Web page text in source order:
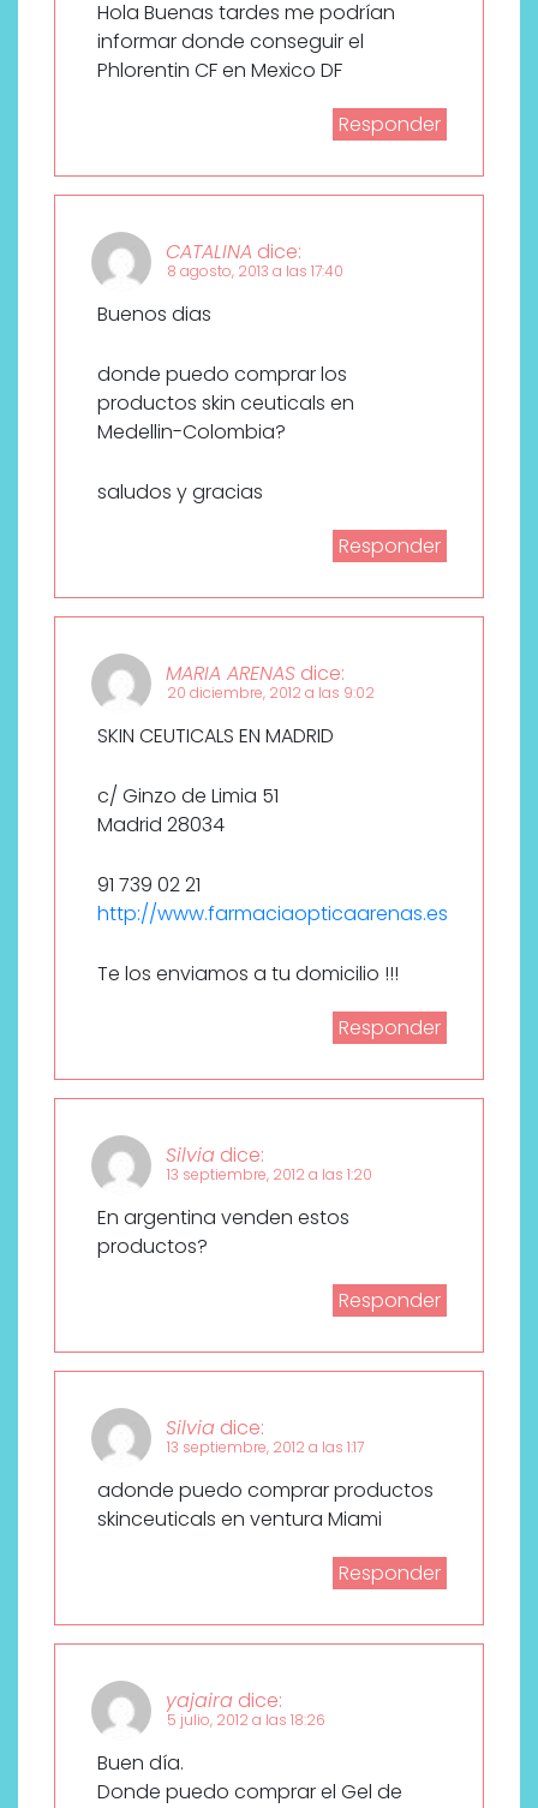
Hola Buenas tardes me podrían
informar donde conseguir el
Phlorentin CF en Mexico DF
Responder
CATALINA dice:
8 agosto, 2013 a las 17:40
Buenos dias
donde puedo comprar los
productos skin ceuticals en
Medellin-Colombia?
saludos y gracias
Responder
MARIA ARENAS dice:
20 diciembre, 2012 a las 9:02
SKIN CEUTICALS EN MADRID
c/ Ginzo de Limia 51
Madrid 28034
91 739 02 21
http://www.farmaciaopticaarenas.es
Te los enviamos a tu domicilio !!!
Responder
Silvia dice:
13 septiembre, 2012 a las 1:20
En argentina venden estos
productos?
Responder
Silvia dice:
13 septiembre, 2012 a las 1:17
adonde puedo comprar productos
skinceuticals en ventura Miami
Responder
yajaira dice:
5 julio, 2012 a las 18:26
Buen día.
Donde puedo comprar el Gel de